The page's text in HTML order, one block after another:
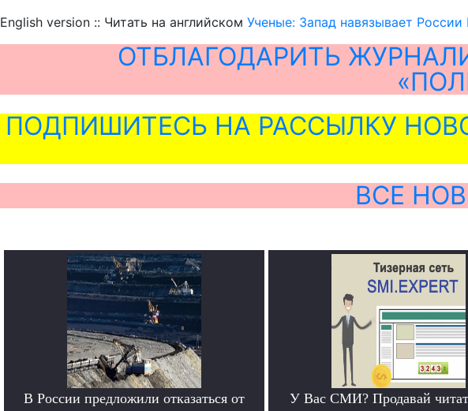
English version :: Читать на английском Ученые: Запад навязывает
ОТБЛАГОДАРИТЬ
ПОДПИШИТЕСЬ НА РАССЫЛКУ
ВСЕ
В России предложили отказаться от
У Вас СМИ? Продавай